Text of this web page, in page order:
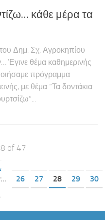
κάθε μέρα τα
Δημ. Σχ. Αγροκηπίου
Έγινε θέμα καθημερινής
πρόγραμμα
με θέμα “Τα δοντάκια
of 47
... 26 27 28 29
30